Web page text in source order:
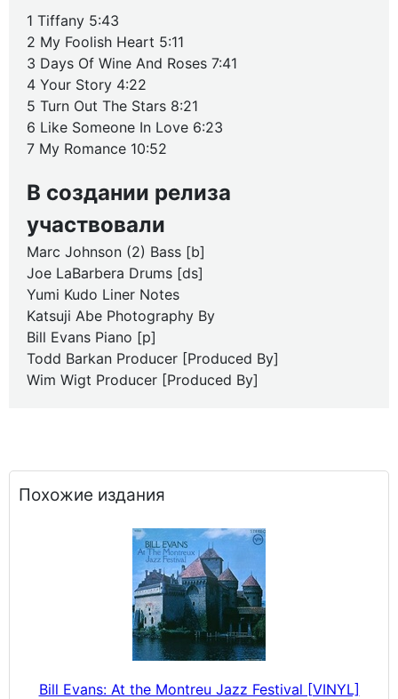
1 Tiffany 5:43
2 My Foolish Heart 5:11
3 Days Of Wine And Roses 7:41
4 Your Story 4:22
5 Turn Out The Stars 8:21
6 Like Someone In Love 6:23
7 My Romance 10:52
В создании релиза
участвовали
Marc Johnson (2) Bass [b]
Joe LaBarbera Drums [ds]
Yumi Kudo Liner Notes
Katsuji Abe Photography By
Bill Evans Piano [p]
Todd Barkan Producer [Produced By]
Wim Wigt Producer [Produced By]
Похожие издания
Bill Evans: At the Montreu Jazz Festival [VINYL]